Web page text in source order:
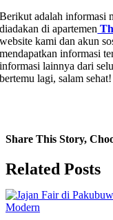
Berikut adalah informasi
diadakan di apartemen
website kami dan akun
mendapatkan informasi
informasi lainnya dari
bertemu lagi, salam sehat!
Share This Story,
Facebook
Twitter
LinkedIn
WhatsApp
Email
Related Posts